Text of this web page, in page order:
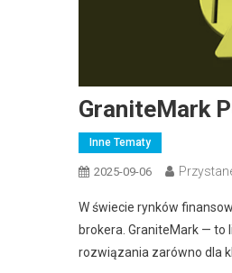
GraniteMark
Inne Tematy
2025-09-06
W świecie rynków
brokera. GraniteMark — to
rozwiązania zarówno dla